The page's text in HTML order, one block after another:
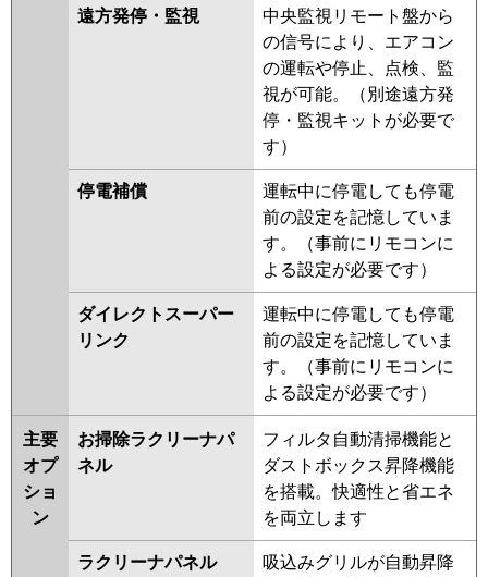
遠方発停・監視
中央監視リモート盤から
の信号により、エアコン
の運転や停止、点検、監
視が可能。（別途遠方発
停・監視キットが必要で
す）
停電補償
運転中に停電しても停電
前の設定を記憶していま
す。（事前にリモコンに
よる設定が必要です）
ダイレクトスーパー
リンク
運転中に停電しても停電
前の設定を記憶していま
す。（事前にリモコンに
よる設定が必要です）
主要
オプ
ショ
ン
お掃除ラクリーナパ
ネル
フィルタ自動清掃機能と
ダストボックス昇降機能
を搭載。快適性と省エネ
を両立します
ラクリーナパネル
吸込みグリルが自動昇降